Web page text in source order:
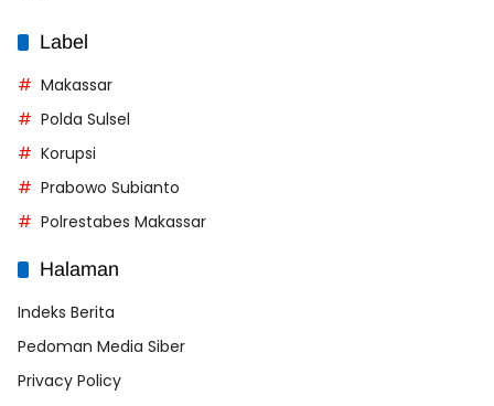
Label
Makassar
Polda Sulsel
Korupsi
Prabowo Subianto
Polrestabes Makassar
Halaman
Indeks Berita
Pedoman Media Siber
Privacy Policy